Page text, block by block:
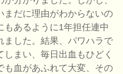
まだに理由がわからないの
もあるように1年担任連中
ました。結果、パワハラで
まい、毎日出血もひどく
も血があふれて大変、その